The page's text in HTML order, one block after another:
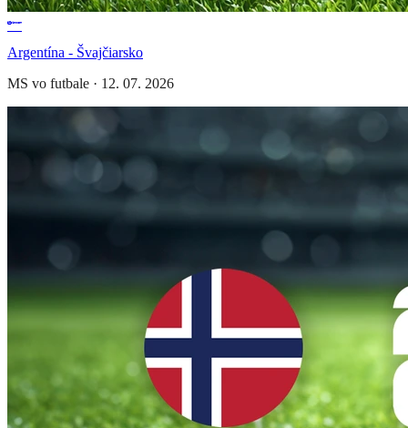
Argentína - Švajčiarsko
MS vo futbale · 12. 07. 2026